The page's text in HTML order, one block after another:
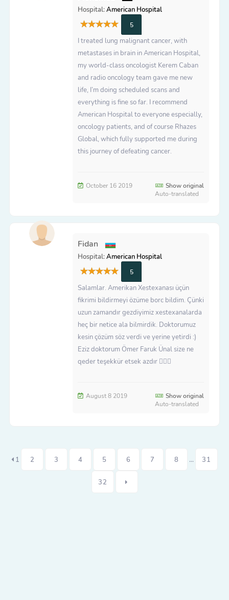
Hospital:American Hospital
5
I treated lung malignant cancer, with
metastases in brain in American Hospital,
my world-class oncologist Kerem Caban
and radio oncology team gave me new
life, I’m doing scheduled scans and
everything is fine so far. I recommend
American Hospital to everyone especially,
oncology patients, and of course Rhazes
Global, which fully supported me during
this journey of defeating cancer.
October 16 2019
Show original
Auto-translated
Fidan
Hospital:American Hospital
5
Salamlar. Amerikan Xestexanası üçün
fikrimi bildirmeyi özüme borc bildim. Çünki
uzun zamandır gezdiyimiz xestexanalarda
heç bir netice ala bilmirdik. Doktorumuz
kesin çözüm söz verdi ve yerine yetirdi :)
Eziz doktorum Ömer Faruk Ünal size ne
qeder teşekkür etsek azdır 🙇🏻‍♀️
August 8 2019
Show original
Auto-translated
1 2 3 4 5 6 7 8 ... 31
32